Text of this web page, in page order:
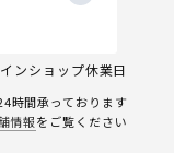
ンショップ休業日
時間承っております
情報をご覧ください